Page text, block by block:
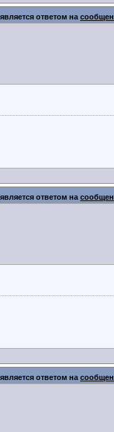
является ответом на
является ответом на
является ответом на